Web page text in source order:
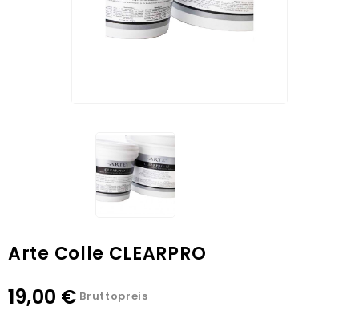
Arte Colle CLEARPRO
19,00 € Bruttopreis